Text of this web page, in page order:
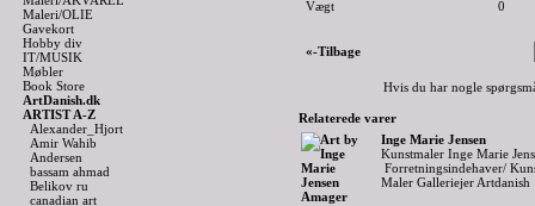
Maleri/OLIE
Gavekort
Hobby div
IT/MUSIK
Møbler
Book Store
ArtDanish.dk
ARTIST A-Z
Alexander_Hjort
Amir Wahib
Andersen
bassam ahmad
Belikov ru
canadian art
Vægt
0
«-Tilbage
Hvis du har nogle
Relaterede varer
Inge Marie Jensen
Kunstmaler Inge Marie
Forretningsindehaver/
Maler Galleriejer Artdanish